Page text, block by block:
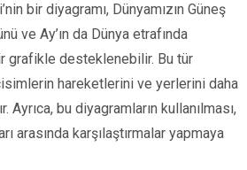
bir diyagramı, Dünyamızın Güneş
ve Ay’ın da Dünya etrafında
grafikle desteklenebilir. Bu tür
hareketlerini ve yerlerini daha
Ayrıca, bu diyagramların kullanılması,
arasında karşılaştırmalar yapmaya